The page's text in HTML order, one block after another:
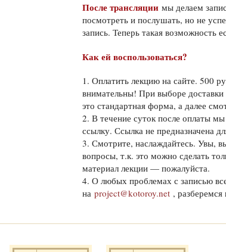
После трансляции мы делаем
посмотреть и послушать, но не
запись. Теперь такая возможность
Как ей воспользоваться?
1. Оплатить лекцию на сайте. 500
внимательны! При выборе доставки
это стандартная форма, а далее
2. В течение суток после оплаты
ссылку. Ссылка не предназначена
3. Смотрите, наслаждайтесь. Увы,
вопросы, т.к. это можно сделать
материал лекции — пожалуйста.
4. О любых проблемах с записью
на project@kotoroy.net ,